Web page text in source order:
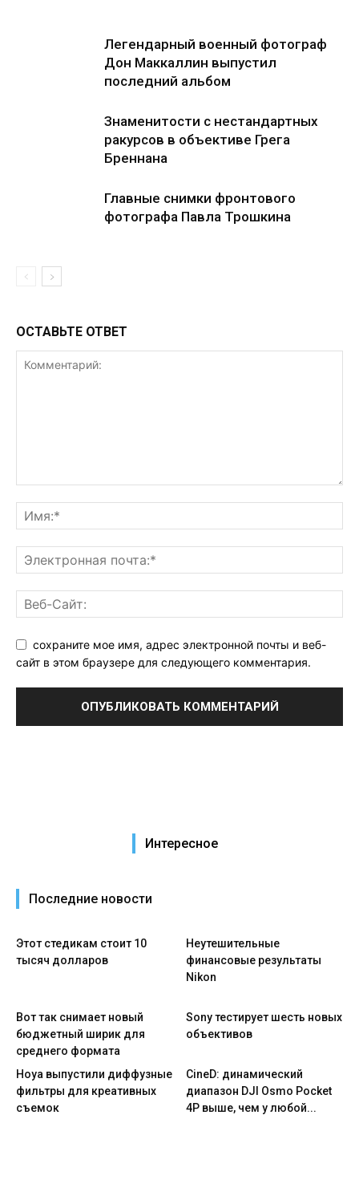
Легендарный военный фотограф
Дон Маккаллин выпустил
последний альбом
Знаменитости с нестандартных
ракурсов в объективе Грега
Бреннана
Главные снимки фронтового
фотографа Павла Трошкина
ОСТАВЬТЕ ОТВЕТ
сохраните мое имя, адрес электронной почты и веб-
сайт в этом браузере для следующего комментария.
Интересное
Последние новости
Этот стедикам стоит 10
тысяч долларов
Неутешительные
финансовые результаты
Nikon
Вот так снимает новый
бюджетный ширик для
среднего формата
Sony тестирует шесть новых
объективов
Hoya выпустили диффузные
фильтры для креативных
съемок
CineD: динамический
диапазон DJI Osmo Pocket
4P выше, чем у любой...